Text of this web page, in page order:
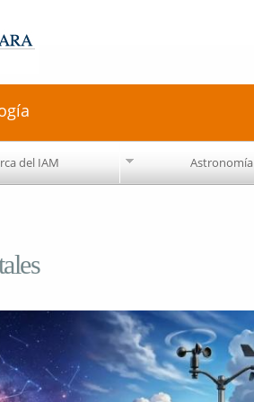
del IAM Astronomía